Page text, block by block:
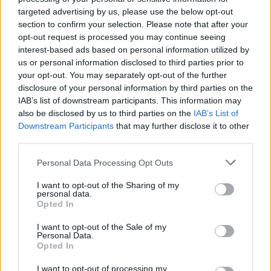
targeted advertising by us, please use the below opt-out
section to confirm your selection. Please note that after your
opt-out request is processed you may continue seeing
interest-based ads based on personal information utilized by
us or personal information disclosed to third parties prior to
your opt-out. You may separately opt-out of the further
disclosure of your personal information by third parties on the
IAB’s list of downstream participants. This information may
also be disclosed by us to third parties on the IAB’s List of
Downstream Participants that may further disclose it to other
Personal Data Processing Opt Outs
I want to opt-out of the Sharing of my
personal data.
Opted In
I want to opt-out of the Sale of my
Personal Data.
Opted In
I want to opt-out of processing my
kufijtë
11:07 / 26/11/2021
global
schedule 08:58 / 26/11/2021
të fundit
Trump pritet të firmosë urdhrin
ekzekutiv për reduktimin e
vaksinave të rekomanduara
për fëmijët
pranë HEC Kozjakut, lëndohen
Prishtina Tournament”
përfundon me sukses mes